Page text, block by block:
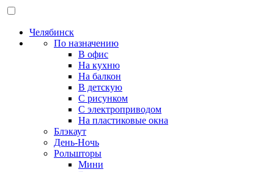
Челябинск
По назначению
В офис
На кухню
На балкон
В детскую
С рисунком
С электроприводом
На пластиковые окна
Блэкаут
День-Ночь
Рольшторы
Мини